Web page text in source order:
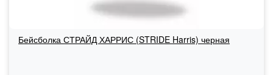
Бейсболка СТРАЙД ХАРРИС (STRIDE Harris) черная